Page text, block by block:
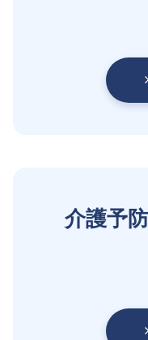
介護予